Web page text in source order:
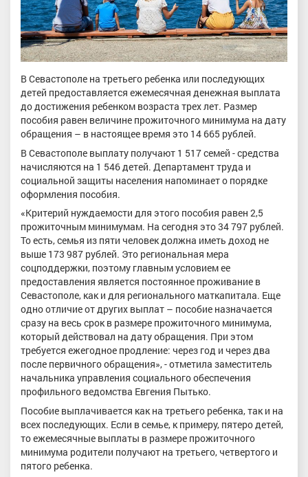
В Севастополе на третьего ребенка или последующих
детей предоставляется ежемесячная денежная выплата
до достижения ребенком возраста трех лет. Размер
пособия равен величине прожиточного минимума на дату
обращения – в настоящее время это 14 665 рублей.
В Севастополе выплату получают 1 517 семей - средства
начисляются на 1 546 детей. Департамент труда и
социальной защиты населения напоминает о порядке
оформления пособия.
«Критерий нуждаемости для этого пособия равен 2,5
прожиточным минимумам. На сегодня это 34 797 рублей.
То есть, семья из пяти человек должна иметь доход не
выше 173 987 рублей. Это региональная мера
соцподдержки, поэтому главным условием ее
предоставления является постоянное проживание в
Севастополе, как и для регионального маткапитала. Еще
одно отличие от других выплат – пособие назначается
сразу на весь срок в размере прожиточного минимума,
который действовал на дату обращения. При этом
требуется ежегодное продление: через год и через два
после первичного обращения», - отметила заместитель
начальника управления социального обеспечения
профильного ведомства Евгения Пытько.
Пособие выплачивается как на третьего ребенка, так и на
всех последующих. Если в семье, к примеру, пятеро детей,
то ежемесячные выплаты в размере прожиточного
минимума родители получают на третьего, четвертого и
пятого ребенка.